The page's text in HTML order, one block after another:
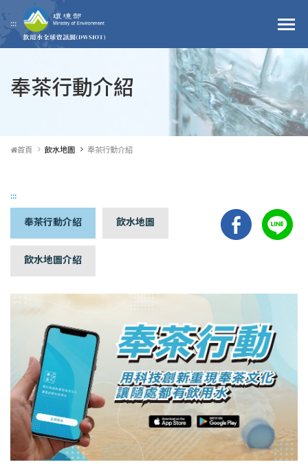
跳到主要內容區塊
:::
奉茶行動介紹
首頁 飲水地圖 奉茶行動介紹
:::
奉茶行動介紹 飲水地圖
飲水地圖介紹